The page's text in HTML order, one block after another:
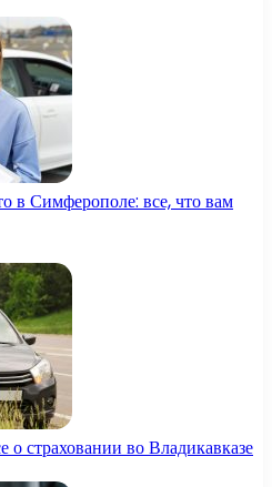
в Симферополе: все, что вам
о страховании во Владикавказе